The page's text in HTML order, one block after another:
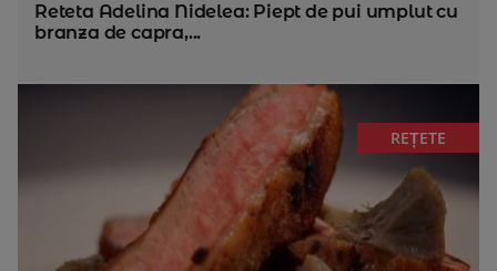
Reteta Adelina Nidelea: Piept de pui umplut cu
branza de capra,...
REȚETE